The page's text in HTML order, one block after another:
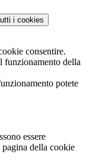
i cookies
consentire.
funzionamento della
potete
essere
della cookie